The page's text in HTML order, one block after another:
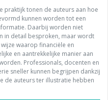
praktijk tonen de auteurs aan hoe
kunnen worden tot een
Daarbij worden niet
in detail besproken, maar wordt
waarop financiële en
en aantrekkelijke manier aan
Professionals, docenten en
sneller kunnen begrijpen dankzij
de auteurs ter illustratie hebben